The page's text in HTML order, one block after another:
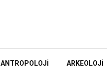
ANTROPOLOJI ARKEOLOJI